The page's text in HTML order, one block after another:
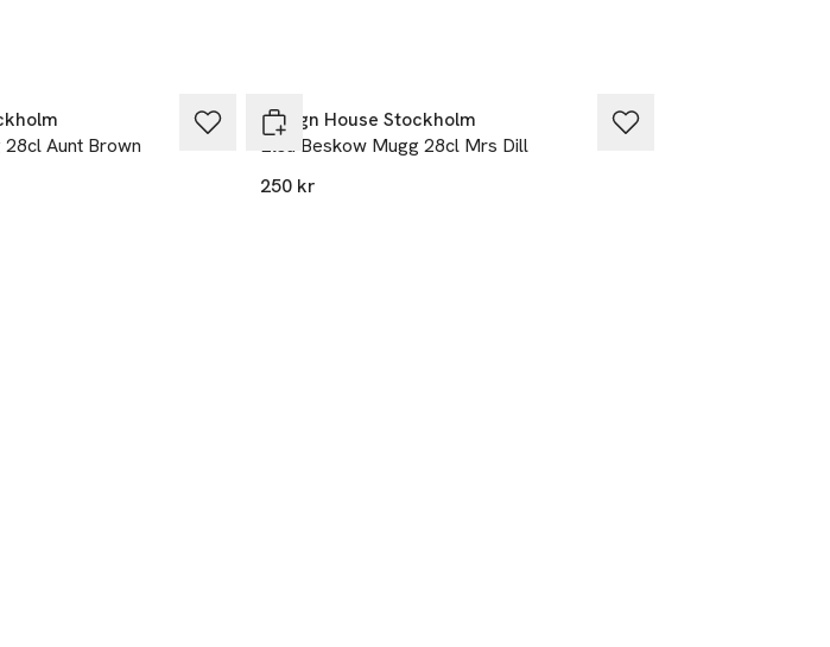
Aunt Brown
Design House Stockholm
Elsa Beskow Mugg 28cl Mrs Dill
250 kr